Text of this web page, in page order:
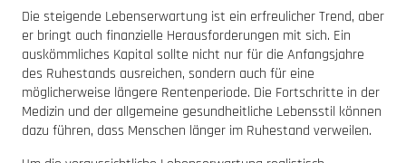
Die steigende Lebenserwartung ist ein erfreulicher Trend, aber
er bringt auch finanzielle Herausforderungen mit sich. Ein
auskömmliches Kapital sollte nicht nur für die Anfangsjahre
des Ruhestands ausreichen, sondern auch für eine
möglicherweise längere Rentenperiode. Die Fortschritte in der
Medizin und der allgemeine gesundheitliche Lebensstil können
dazu führen, dass Menschen länger im Ruhestand verweilen.